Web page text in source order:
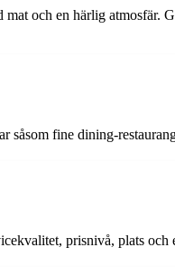
och en härlig atmosfär.
fine dining-
prisnivå, plats och